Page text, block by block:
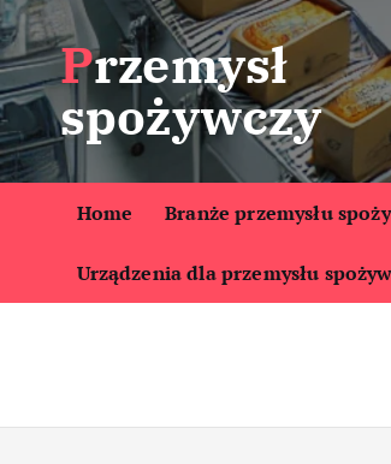
S
k
i
p
t
o
t
Przemysł
spożywczy
Home Branże przemysłu
Urządzenia dla przemysłu